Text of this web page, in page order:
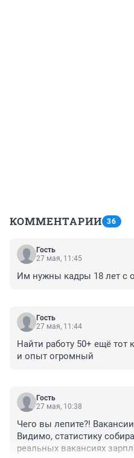
КОММЕНТАРИИ 36
Гость
27 мая, 11:45
Им нужны кадры 18 лет с
Гость
27 мая, 11:44
Найти работу 50+ ещё тот
и опыт огромный
Гость
27 мая, 10:38
Чего вы лепите?!
Видимо, статистику
реальных вакансиях